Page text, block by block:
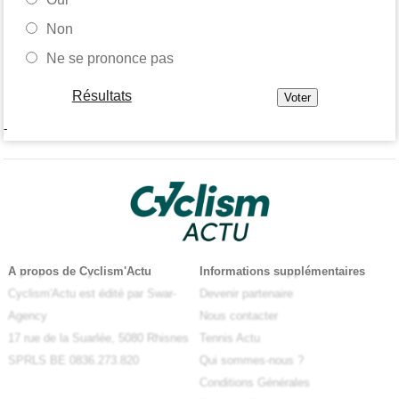
Non
Ne se prononce pas
Résultats
-
A propos de Cyclism'Actu
Cyclism'Actu est édité par Swar-
Agency
17 rue de la Suarlée, 5080 Rhisnes
SPRLS BE 0836.273.820
Informations supplémentaires
Devenir partenaire
Nous contacter
Tennis Actu
Qui sommes-nous ?
Conditions Générales